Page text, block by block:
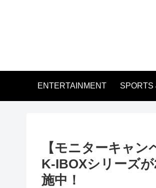
ENTERTAINMENT SPORTS
【モニターキャ
K-IBOXシリーズ
施中！